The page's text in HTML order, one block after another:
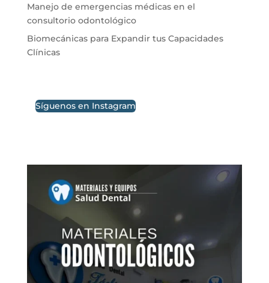
Manejo de emergencias médicas en el
consultorio odontológico
Biomecánicas para Expandir tus Capacidades
Clínicas
Síguenos en Instagram